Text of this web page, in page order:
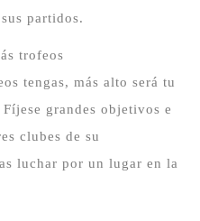
partidos.
trofeos
tengas, más alto será tu
Fíjese grandes objetivos e
clubes de su
luchar por un lugar en la